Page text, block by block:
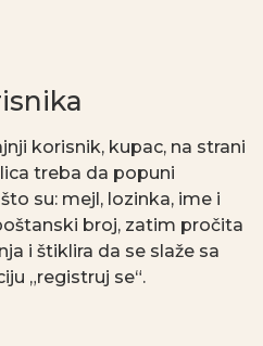
korisnik, kupac, na strani
treba da popuni
su: mejl, lozinka, ime i
broj, zatim pročita
i štiklira da se slaže sa
„registruj se“.